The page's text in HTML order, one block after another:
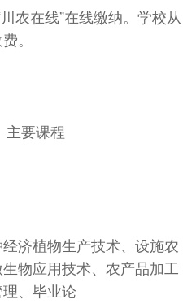
农在线”在线缴纳。学校从
。
主要课程
济植物生产技术、设施农
物应用技术、农产品加工
、毕业论